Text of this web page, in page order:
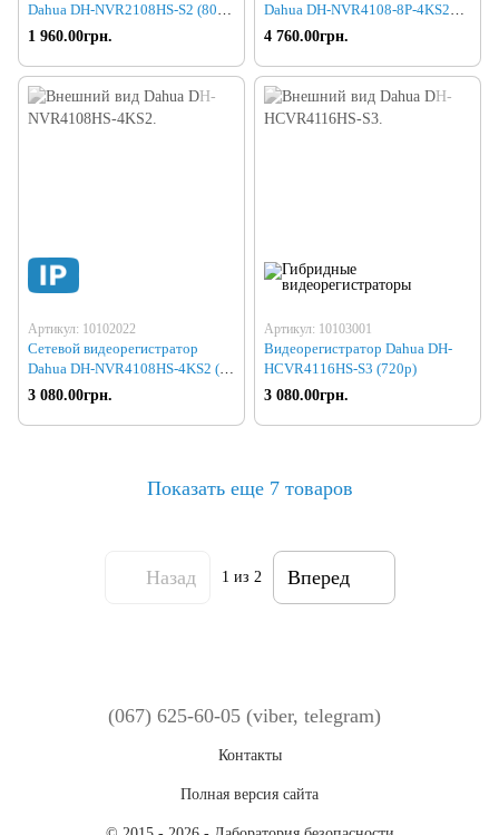
Dahua DH-NVR2108HS-S2 (80
6Mp)
1 960.00грн.
Dahua DH-NVR4108-8P-4KS2
(80 8Mp)
4 760.00грн.
Артикул: 10102022
Сетевой видеорегистратор
Dahua DH-NVR4108HS-4KS2 (80
8Mp)
3 080.00грн.
Артикул: 10103001
Видеорегистратор Dahua DH-
HCVR4116HS-S3 (720p)
3 080.00грн.
Показать еще 7 товаров
Назад 1 из 2 Вперед
(067) 625-60-05 (viber, telegram)
Контакты
Полная версия сайта